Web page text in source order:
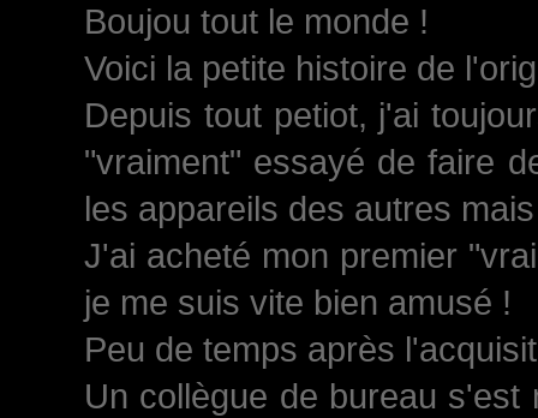
Boujou tout le monde !
Voici la petite histoire de
Depuis tout petiot, j'ai
"vraiment" essayé de faire
les appareils des autres
J'ai acheté mon premier
je me suis vite bien amusé !
Peu de temps après
Un collègue de bureau